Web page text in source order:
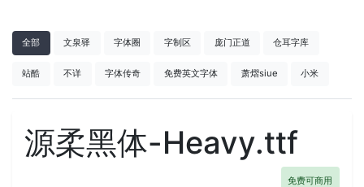
全部 文泉驿 字体圈 字制区 庞门正道 仓耳字库
站酷 不详 字体传奇 免费英文字体 萧熠siue 小米
源柔黑体-Heavy.ttf
免费可商用